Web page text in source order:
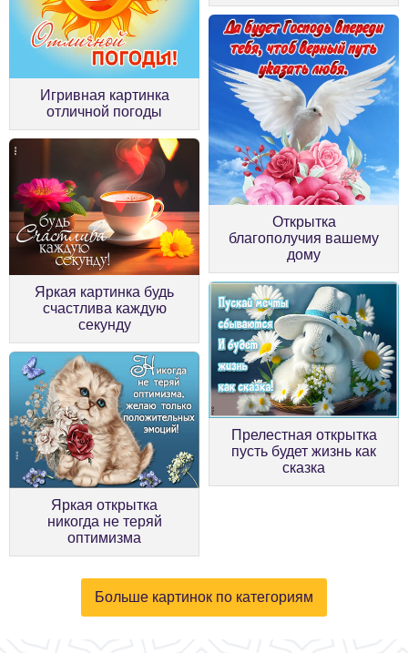
Игривная картинка
отличной погоды
Яркая картинка будь
счастлива каждую
секунду
Открытка
благополучия вашему
дому
Яркая открытка
никогда не теряй
оптимизма
Прелестная открытка
пусть будет жизнь как
сказка
Больше картинок по категориям